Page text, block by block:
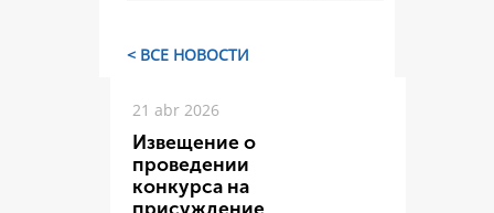
< ВСЕ НОВОСТИ
21 abr 2026
Извещение о
проведении
конкурса на